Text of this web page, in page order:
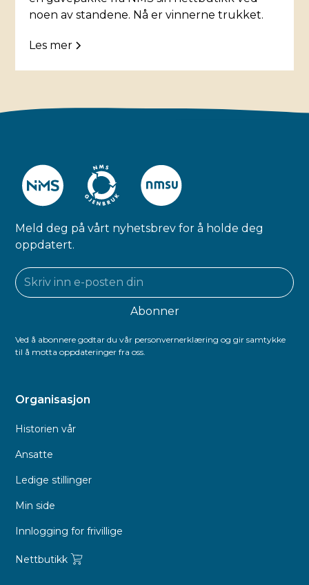
noen av standene. Nå er vinnerne trukket.
Les mer
Meld deg på vårt nyhetsbrev for å holde deg
oppdatert.
Ved å abonnere godtar du vår personvernerklæring og gir samtykke
til å motta oppdateringer fra oss.
Organisasjon
Historien vår
Ansatte
Ledige stillinger
Min side
Innlogging for frivillige
Nettbutikk